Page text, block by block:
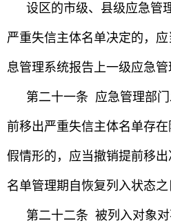
设区的市级、县级应急管
严重失信主体名单决定的，
息管理系统报告上一级应急管
第二十一条 应急管理部
前移出严重失信主体名单存
假情形的，应当撤销提前移出
名单管理期自恢复列入状态之
第二十二条 被列入对象